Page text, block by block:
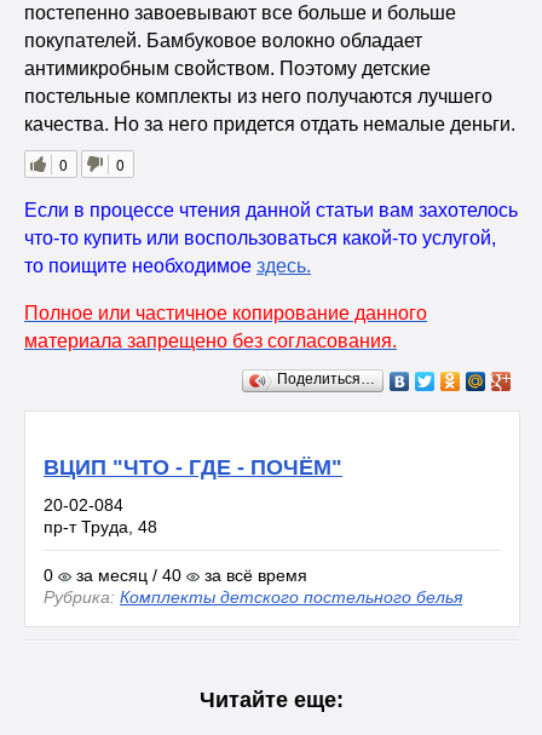
постепенно завоевывают все больше и больше
покупателей. Бамбуковое волокно обладает
антимикробным свойством. Поэтому детские
постельные комплекты из него получаются лучшего
качества. Но за него придется отдать немалые деньги.
0
0
Если в процессе чтения данной статьи вам захотелось
что-то купить или воспользоваться какой-то услугой,
то поищите необходимое здесь.
Полное или частичное копирование данного
материала запрещено без согласования.
Поделиться…
ВЦИП "ЧТО - ГДЕ - ПОЧЁМ"
20-02-084
пр-т Труда, 48
0 за месяц / 40
за всё время
Рубрика: Комплекты детского постельного белья
Читайте еще: